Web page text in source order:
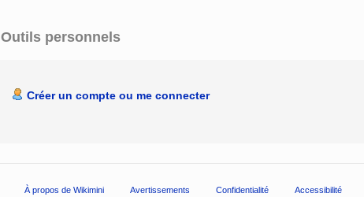
Outils personnels
Créer un compte ou me connecter
À propos de Wikimini Avertissements Confidentialité Accessibilité